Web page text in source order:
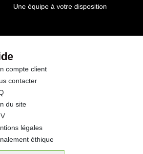
0.05 g
Une équipe à votre disposition
compte client
contacter
du site
légales
éthique